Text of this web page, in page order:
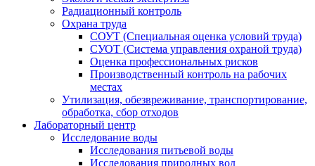
Радиационный контроль
Охрана труда
СОУТ (Специальная оценка условий труда)
СУОТ (Система управления охраной труда)
Оценка профессиональных рисков
Производственный контроль на рабочих
местах
Утилизация, обезвреживание, транспортирование,
обработка, сбор отходов
Лабораторный центр
Исследование воды
Исследования питьевой воды
Исследования природных вод